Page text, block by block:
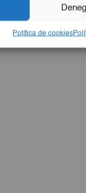
Política de cookies